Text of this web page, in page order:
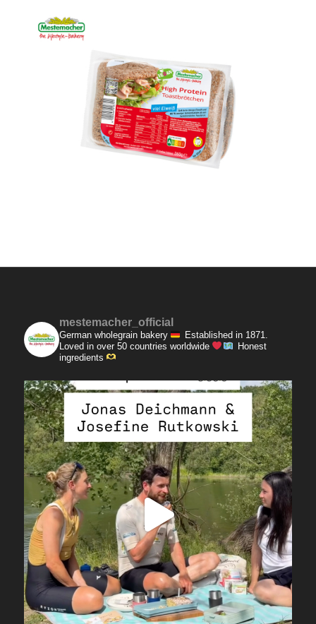
mestemacher_official
German wholegrain bakery
Established in 1871.
Loved in over 50 countries worldwide
Honest
ingredients